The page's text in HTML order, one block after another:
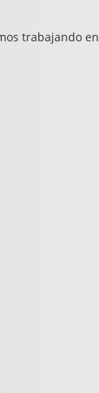
trabajando